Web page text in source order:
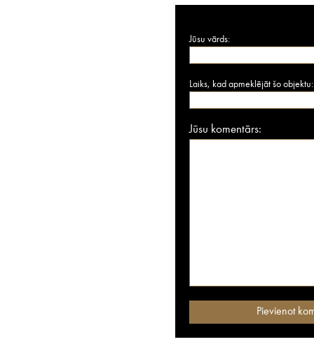
Jūsu vārds:
Laiks, kad apmeklējāt šo objektu:
Jūsu komentārs: